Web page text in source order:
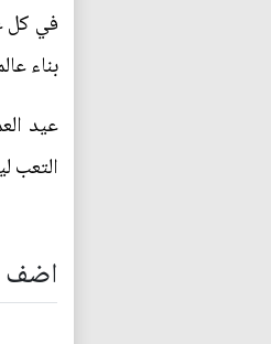
في كل
بناء
عيد
التعب
اضف